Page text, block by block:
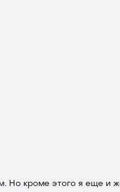
Но кроме этого я еще и